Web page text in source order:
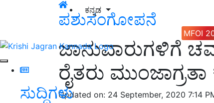
ಕನ್ನಡ
MFOI
ಸುದ್ದಿಗಳು
ಪಶುಸಂಗೋಪನೆ
ಜಾನುವಾರುಗಳಿಗೆ
ರೈತರು
Updated on: 24 September, 2020 7:14